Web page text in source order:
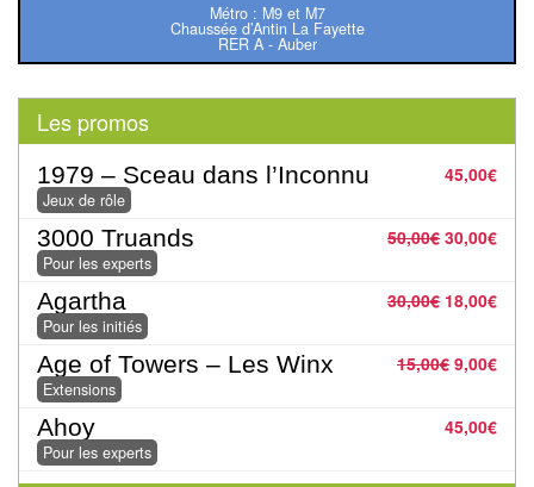
solitaire
Pour
2
Joueurs
Ambiance
Coopératif
Gestion
Escape
Game
Métro : M9 et M7
Chaussée d’Antin La Fayette
RER A - Auber
Les promos
45,00€
1979 – Sceau dans l’Inconnu
Jeux de rôle
50,00€ 30,00€
3000 Truands
Pour les experts
30,00€ 18,00€
Agartha
Pour les initiés
15,00€ 9,00€
Age of Towers – Les Winx
Extensions
45,00€
Ahoy
Pour les experts